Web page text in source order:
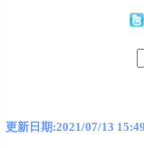
更新日期:2021/07/13